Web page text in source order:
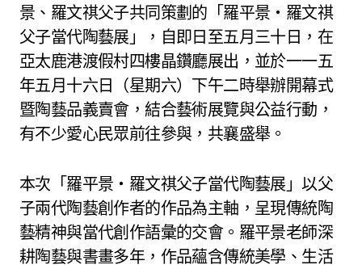
景、羅文祺父子共同策劃的「羅平景・羅文祺
父子當代陶藝展」，自即日至五月三十日，在
亞太鹿港渡假村四樓晶鑽廳展出，並於一一五
年五月十六日（星期六）下午二時舉辦開幕式
暨陶藝品義賣會，結合藝術展覽與公益行動，
有不少愛心民眾前往參與，共襄盛舉。
本次「羅平景・羅文祺父子當代陶藝展」以父
子兩代陶藝創作者的作品為主軸，呈現傳統陶
藝精神與當代創作語彙的交會。羅平景老師深
耕陶藝與書畫多年，作品蘊含傳統美學、生活